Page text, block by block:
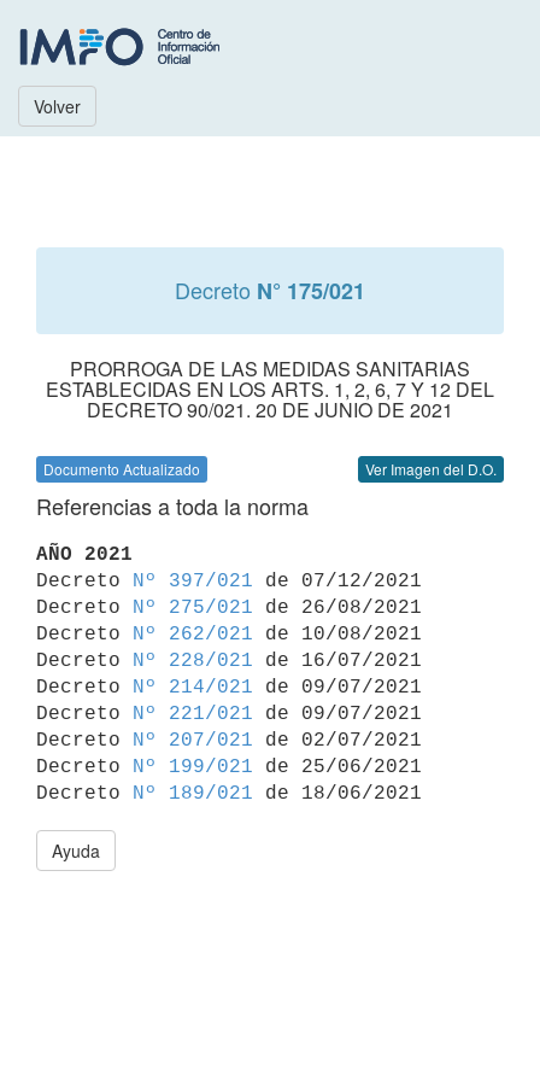
Volver
Decreto N° 175/021
PRORROGA DE LAS MEDIDAS SANITARIAS
ESTABLECIDAS EN LOS ARTS. 1, 2, 6, 7 Y 12 DEL
DECRETO 90/021. 20 DE JUNIO DE 2021
Documento Actualizado Ver Imagen del D.O.
Referencias a toda la norma
AÑO 2021
Decreto
Nº 397/021 de 07/12/2021
Decreto
Nº 275/021 de 26/08/2021
Decreto
Nº 262/021 de 10/08/2021
Decreto
Nº 228/021 de 16/07/2021
Decreto
Nº 214/021 de 09/07/2021
Decreto
Nº 221/021 de 09/07/2021
Decreto
Nº 207/021 de 02/07/2021
Decreto
Nº 199/021 de 25/06/2021
Decreto
Nº 189/021
Ayuda